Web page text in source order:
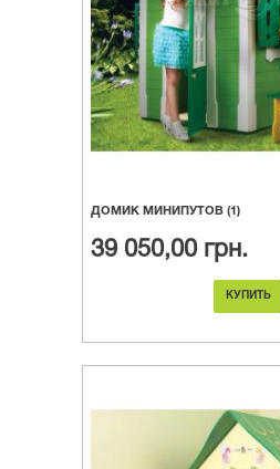
ДОМИК МИНИПУТОВ (1)
39 050,00 грн.
КУПИТЬ